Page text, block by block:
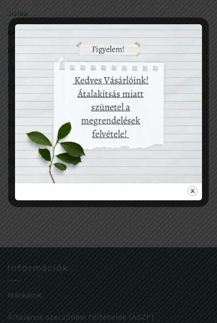
Julka
karácsony
PET-palack
társadalom
termékekről
Tudomány
túlfogyasztás
ünnep
zero waste
Információk
Márkáink
Általános szerződési feltételek (ÁSZF)